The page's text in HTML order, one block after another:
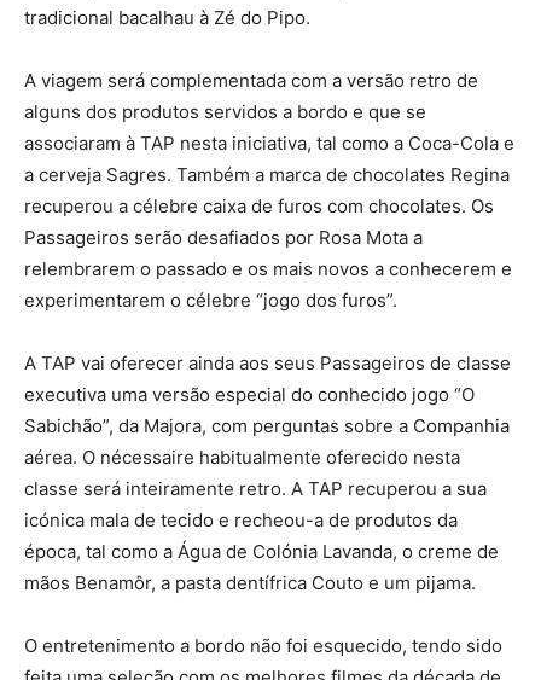
tradicional bacalhau à Zé do Pipo.
A viagem será complementada com a versão retro de
alguns dos produtos servidos a bordo e que se
associaram à TAP nesta iniciativa, tal como a Coca-Cola e
a cerveja Sagres. Também a marca de chocolates Regina
recuperou a célebre caixa de furos com chocolates. Os
Passageiros serão desafiados por Rosa Mota a
relembrarem o passado e os mais novos a conhecerem e
experimentarem o célebre “jogo dos furos”.
A TAP vai oferecer ainda aos seus Passageiros de classe
executiva uma versão especial do conhecido jogo “O
Sabichão”, da Majora, com perguntas sobre a Companhia
aérea. O nécessaire habitualmente oferecido nesta
classe será inteiramente retro. A TAP recuperou a sua
icónica mala de tecido e recheou-a de produtos da
época, tal como a Água de Colónia Lavanda, o creme de
mãos Benamôr, a pasta dentífrica Couto e um pijama.
O entretenimento a bordo não foi esquecido, tendo sido